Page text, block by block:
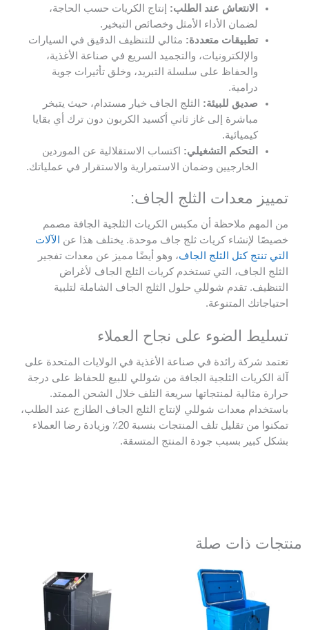
عند الطلب:إنتاج الكريات حسب الحاجة،
الأداء الأمثل وخصائص التبخير.
متعددة:مثالي للتنظيف الدقيق في السيارات
والتجميد السريع في صناعة الأغذية،
على سلسلة التبريد، وخلق تأثيرات جوية
للبيئة:الثلج الجاف خيار مستدام، حيث يتبخر
إلى غاز ثاني أكسيد الكربون دون ترك أي بقايا
التشغيلي:اكتساب الاستقلالية عن الموردين
وضمان الاستمرارية والاستقرار في عملياتك.
معدات الثلج الجاف:
ملاحظة أن مكبس الكريات الثلجية الجافة مصمم
كريات ثلج جاف موحدة. يختلف هذا عنالآلات
كتل الثلج الجاف ، وهو أيضًا مميز عن معدات تفجير
التي تستخدم كريات الثلج الجاف لأغراض
تقدم شوللي حلول الثلج الجاف الشاملة لتلبية
المتنوعة.
الضوء على نجاح العملاء
رائدة في صناعة الأغذية في الولايات المتحدة على
الثلجية الجافة من شوللي للبيع للحفاظ على درجة
لمنتجاتها سريعة التلف خلال الشحن الممتد.
معدات شوللي لإنتاج الثلج الجاف الطازج عند الطلب،
تمكنوا من تقليل تلف المنتجات بنسبة 20٪ وزيادة رضا العملاء
بسبب جودة المنتج المتسقة.
ذات صلة